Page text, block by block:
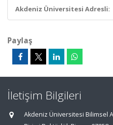
Akdeniz Üniversitesi Adresli:
Paylaş
İletişim Bilgileri
Akdeniz Üniversitesi Bilimsel